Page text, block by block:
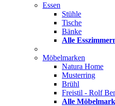
Essen
Stühle
Tische
Bänke
Alle
Möbelmarken
Natura Home
Musterring
Brühl
Freistil - Rolf
Alle